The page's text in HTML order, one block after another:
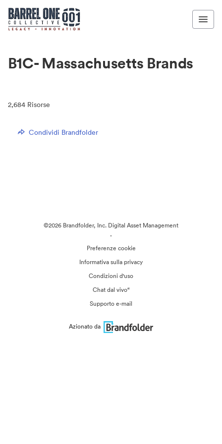
B1C- Massachusetts Brands
2,684 Risorse
Condividi Brandfolder
©2026 Brandfolder, Inc. Digital Asset Management
·
Preferenze cookie
Informativa sulla privacy
Condizioni d'uso
Chat dal vivo“
Supporto e-mail
Azionato da